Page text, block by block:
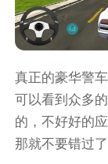
真正的豪华警
可以看到众多
的，不好好的
那就不要错过了